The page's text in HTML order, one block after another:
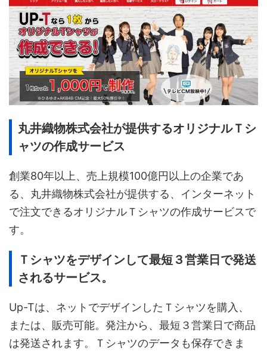
丸井織物株式会社が提供するオリジナルＴシ
ャツの作成サービス
創業80年以上、売上規模100億円以上の企業であ
る、丸井織物株式会社が提供する、インターネット
で注文できるオリジナルＴシャツの作成サービスで
す。
Ｔシャツをデザインして最短３営業日で発送
されるサービス。
Up-Tは、ネットでデザインしたＴシャツを購入、
または、販売可能。発注から、最短３営業日で商品
は発送されます。Ｔシャツのデータも保存できま